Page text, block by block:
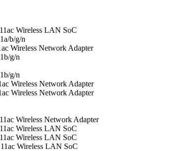
Wireless LAN SoC
b/g/n
Wireless Network Adapter
g/n
g/n
Wireless Network Adapter
Wireless Network Adapter
Wireless Network Adapter
Wireless LAN SoC
Wireless LAN SoC
Wireless LAN SoC